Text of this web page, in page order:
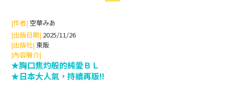
|作者| 空華みあ
|出版日期| 2025/11/26
|出版社| 東販
|內容簡介|
★胸口焦灼般的純愛ＢＬ
★日本大人氣，持續再版!!